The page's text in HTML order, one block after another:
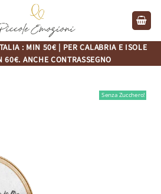
: MIN 50€ | PER CALABRIA E ISOLE
60€. ANCHE CONTRASSEGNO
Senza Zucchero!